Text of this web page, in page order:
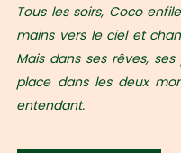
Tous les soirs, Coco
mains vers le ciel et
Mais dans ses rêves,
place dans les deux
entendant.